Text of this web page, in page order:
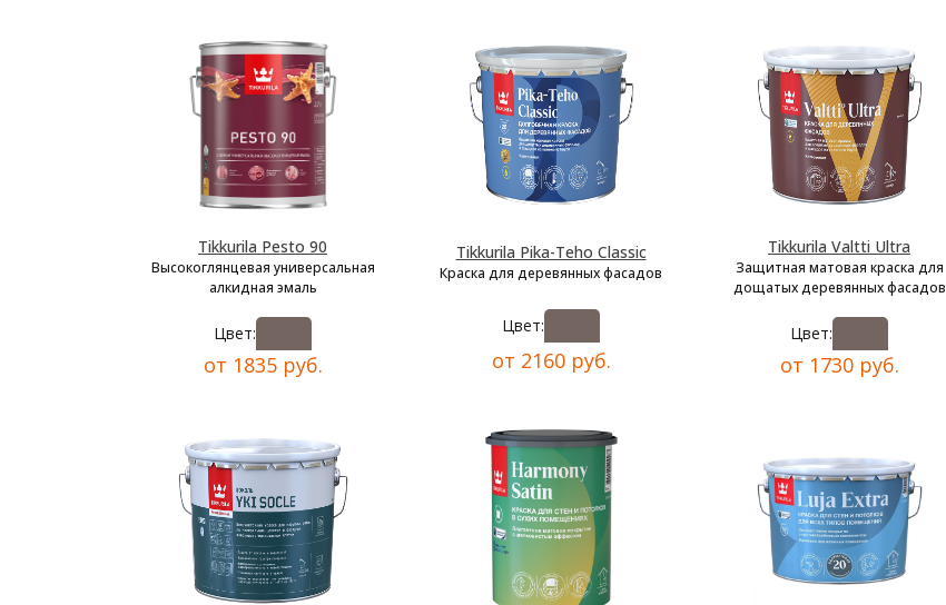
Tikkurila Pesto 90
Высокоглянцевая универсальная
алкидная эмаль
Цвет:
от 1835 руб.
Tikkurila Pika-Teho Classic
Краска для деревянных фасадов
Цвет:
от 2160 руб.
Tikkurila Valtti Ultra
Защитная матовая краска для
дощатых деревянных фасадов
Цвет:
от 1730 руб.